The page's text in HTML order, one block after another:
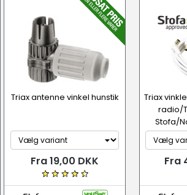
Triax antenne vinkel hunstik
Fra 19,00 DKK
Triax
radio/
Stofa/
Fra